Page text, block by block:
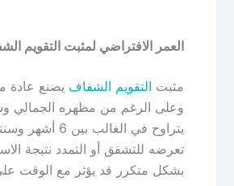
العمر الافتراضي لمثبت التقويم
مثبت التقويم الشفاف يصنع عادة
وعلى الرغم من مظهره الجمالي
يتراوح في
تعرضه للتشقق أو التمدد نتيجة
بشكل متكرر قد يؤثر مع الوقت